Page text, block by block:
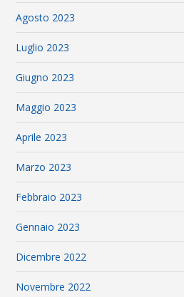
Agosto 2023
Luglio 2023
Giugno 2023
Maggio 2023
Aprile 2023
Marzo 2023
Febbraio 2023
Gennaio 2023
Dicembre 2022
Novembre 2022